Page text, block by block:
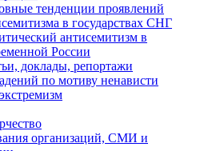
тенденции проявлений
в государствах СНГ
антисемитизм в
России
доклады, репортажи
по мотиву ненависти
организаций, СМИ и